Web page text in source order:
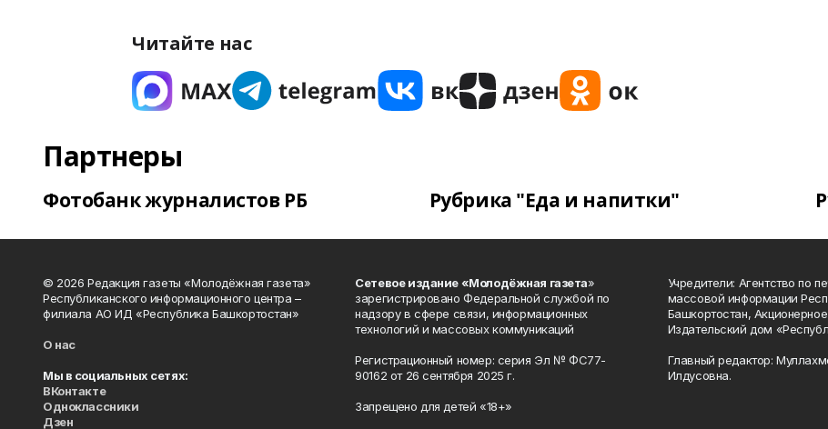
Читайте нас
Партнеры
Фотобанк журналистов РБ Рубрика "Еда и напитки"
© 2026 Редакция газеты «Молодёжная газета»
Республиканского информационного центра –
филиала АО ИД «Республика Башкортостан»
О нас
Мы в социальных сетях:
ВКонтакте
Одноклассники
Дзен
Сетевое издание «Молодёжная газета»
зарегистрировано Федеральной службой по
надзору в сфере связи, информационных
технологий и массовых коммуникаций
Регистрационный номер: серия Эл № ФС77-
90162 от 26 сентября 2025 г.
Запрещено для детей «18+»
Учредители: Агентство по
массовой информации
Башкортостан,
Издательский дом
Главный редактор:
Илдусовна.